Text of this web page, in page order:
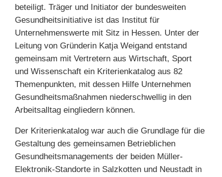
beteiligt. Träger und Initiator der bundesweiten
Gesundheitsinitiative ist das Institut für
Unternehmenswerte mit Sitz in Hessen. Unter der
Leitung von Gründerin Katja Weigand entstand
gemeinsam mit Vertretern aus Wirtschaft, Sport
und Wissenschaft ein Kriterienkatalog aus 82
Themenpunkten, mit dessen Hilfe Unternehmen
Gesundheitsmaßnahmen niederschwellig in den
Arbeitsalltag eingliedern können.
Der Kriterienkatalog war auch die Grundlage für die
Gestaltung des gemeinsamen Betrieblichen
Gesundheitsmanagements der beiden Müller-
Elektronik-Standorte in Salzkotten und Neustadt in